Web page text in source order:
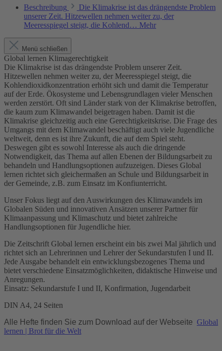
Beschreibung
Die Klimakrise ist das drängendste Problem
unserer Zeit. Hitzewellen nehmen weiter zu, der
Meeresspiegel steigt, die Kohlend… Mehr
Menü schließen
Global lernen Klimagerechtigkeit
Die Klimakrise ist das drängendste Problem unserer Zeit.
Hitzewellen nehmen weiter zu, der Meeresspiegel steigt, die
Kohlendioxidkonzentration erhöht sich und damit die Temperatur
auf der Erde. Ökosysteme und Lebensgrundlagen vieler Menschen
werden zerstört. Oft sind Länder stark von der Klimakrise betroffen,
die kaum zum Klimawandel beigetragen haben. Damit ist die
Klimakrise gleichzeitig auch eine Gerechtigkeitskrise. Die Frage des
Umgangs mit dem Klimawandel beschäftigt auch viele Jugendliche
weltweit, denn es ist ihre Zukunft, die auf dem Spiel steht.
Deswegen gibt es sowohl Interesse als auch die dringende
Notwendigkeit, das Thema auf allen Ebenen der Bildungsarbeit zu
behandeln und Handlungsoptionen aufzuzeigen. Dieses Global
lernen richtet sich gleichermaßen an Schule und Bildungsarbeit in
der Gemeinde, z.B. zum Einsatz im Konfiunterricht.
Unser Fokus liegt auf den Auswirkungen des Klimawandels im
Globalen Süden und innovativen Ansätzen unserer Partner für
Klimaanpassung und Klimaschutz und bietet zahlreiche
Handlungsoptionen für Jugendliche hier.
Die Zeitschrift Global lernen erscheint ein bis zwei Mal jährlich und
richtet sich an Lehrerinnen und Lehrer der Sekundarstufen I und II.
Jede Ausgabe behandelt ein entwicklungsbezogenes Thema und
bietet verschiedene Einsatzmöglichkeiten, didaktische Hinweise und
Anregungen.
Einsatz: Sekundarstufe I und II, Konfirmation, Jugendarbeit
DIN A4, 24 Seiten
Alle Hefte finden Sie zum Download auf der Webseite Global
lernen | Brot für die Welt